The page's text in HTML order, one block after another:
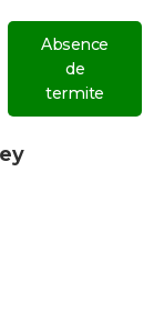
Absence
de
termite